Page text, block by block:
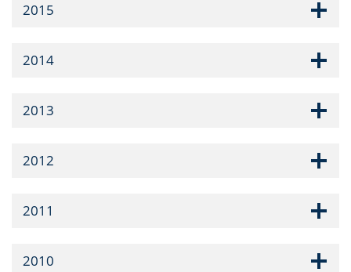
2015
2014
2013
2012
2011
2010